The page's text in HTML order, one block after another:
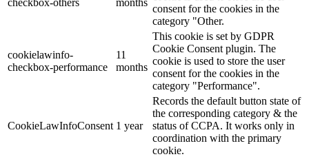
checkbox-others
months
consent for the cookies in the
category "Other.
cookielawinfo-
checkbox-performance
11
months
This cookie is set by GDPR
Cookie Consent plugin. The
cookie is used to store the user
consent for the cookies in the
category "Performance".
CookieLawInfoConsent 1 year
Records the default button state of
the corresponding category & the
status of CCPA. It works only in
coordination with the primary
cookie.